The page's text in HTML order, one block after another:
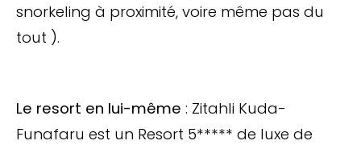
snorkeling à proximité, voire même pas du
tout ).
Le resort en lui-même : Zitahli Kuda-
Funafaru est un Resort 5***** de luxe de